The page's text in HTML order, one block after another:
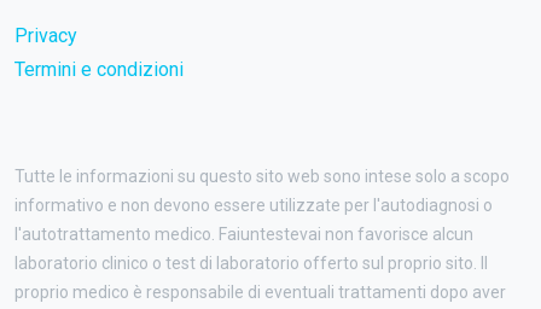
Privacy
Termini e condizioni
Tutte le informazioni su questo sito web sono intese solo a scopo
informativo e non devono essere utilizzate per l'autodiagnosi o
l'autotrattamento medico. Faiuntestevai non favorisce alcun
laboratorio clinico o test di laboratorio offerto sul proprio sito. Il
proprio medico è responsabile di eventuali trattamenti dopo aver